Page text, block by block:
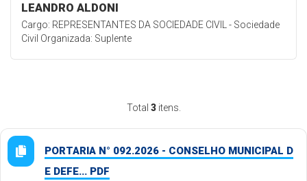
LEANDRO ALDONI
Cargo: REPRESENTANTES DA SOCIEDADE CIVIL - Sociedade
Civil Organizada: Suplente
Total 3itens.
PORTARIA N° 092.2026 - CONSELHO MUNICIPAL D
E DEFE... PDF